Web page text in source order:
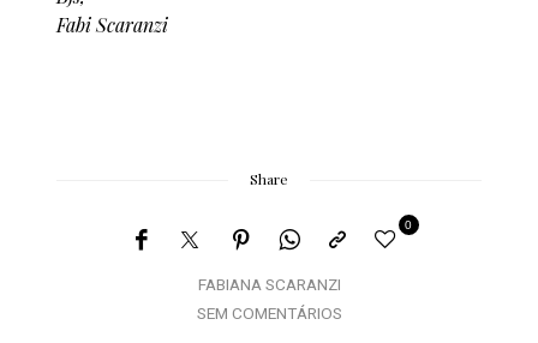
Fabi Scaranzi
Share
FABIANA SCARANZI
0
SEM COMENTÁRIOS